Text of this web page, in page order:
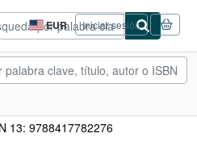
EUR
Preferencias
de
compra
del
Iniciar sesión
13: 9788417782276